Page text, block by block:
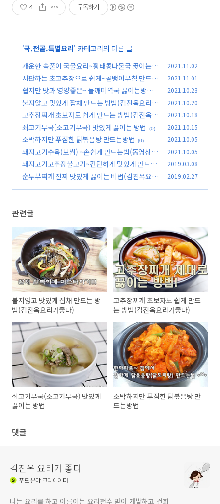
4 구독하기
'국.전골.특별요리' 카테고리의 다른 글
개운한 속풀이 국물요리~황태콩나물국 끓이는법
(김진옥요리가좋다)
(1)
2021.11.02
시판하는 초고추장으로 쉽게~골뱅이무침 만드는
방법(김진옥요리가좋다) (2)
2021.11.01
쉽지만 맛과 영양좋은~ 들깨미역국 끓이는방법
(김진옥요리가좋다) (0)
2021.10.23
불지않고 맛있게 잡채 만드는 방법(김진옥요리가
좋다) (0)
2021.10.20
고추장찌개 초보자도 쉽게 만드는 방법(김진옥요
리가좋다) (0)
2021.10.18
쇠고기무국(소고기무국) 맛있게 끓이는 방법 (0) 2021.10.15
소박하지만 푸짐한 닭볶음탕 만드는방법 (0) 2021.10.05
돼지고기수육(보쌈) ~손쉽게 만드는법(동영상첨
부)
(0)
2021.10.05
돼지고기고추장불고기~간단하게 맛있게 만드는
법(김진옥요리가좋다) (5)
2019.03.08
순두부찌개 진짜 맛있게 끓이는 비법(김진옥요리
2019.02.27
관련글
불지않고 맛있게 잡채 만드는 방
법(김진옥요리가좋다)
고추장찌개 초보자도 쉽게 만드
는 방법(김진옥요리가좋다)
쇠고기무국(소고기무국) 맛있게
끓이는 방법
소박하지만 푸짐한 닭볶음탕 만
드는방법
댓글
김진옥 요리가 좋다
푸드분야 크리에이터
나는 요리를 하고 아름이는 요리전수 받아 개발하고 건희